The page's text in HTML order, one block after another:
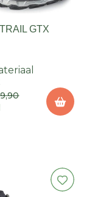
GTX